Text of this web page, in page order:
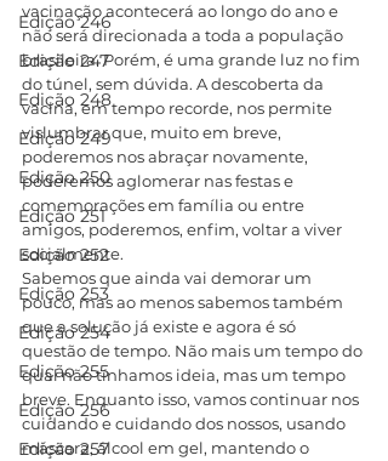
Edição 246
Edição 247
Edição 248
Edição 249
Edição 250
Edição 251
Edição 252
Edição 253
Edição 254
Edição 255
Edição 256
Edição 257
vacinação acontecerá ao longo do ano e
não será direcionada a toda a população
brasileira. Porém, é uma grande luz no fim
do túnel, sem dúvida. A descoberta da
vacina, em tempo recorde, nos permite
vislumbrar que, muito em breve,
poderemos nos abraçar novamente,
poderemos aglomerar nas festas e
comemorações em família ou entre
amigos, poderemos, enfim, voltar a viver
socialmente.
Sabemos que ainda vai demorar um
pouco, mas ao menos sabemos também
que a solução já existe e agora é só
questão de tempo. Não mais um tempo do
qual não tínhamos ideia, mas um tempo
breve. Enquanto isso, vamos continuar nos
cuidando e cuidando dos nossos, usando
máscara, álcool em gel, mantendo o